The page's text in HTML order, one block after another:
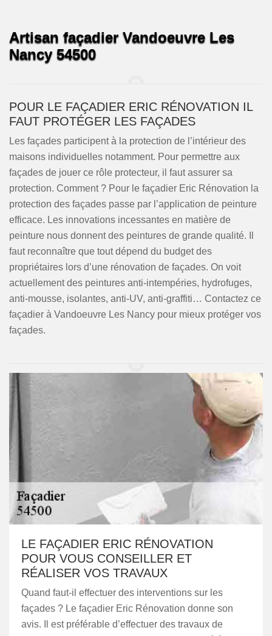
Artisan façadier Vandoeuvre Les
Nancy 54500
POUR LE FAÇADIER ERIC RÉNOVATION IL
FAUT PROTÉGER LES FAÇADES
Les façades participent à la protection de l’intérieur des
maisons individuelles notamment. Pour permettre aux
façades de jouer ce rôle protecteur, il faut assurer sa
protection. Comment ? Pour le façadier Eric Rénovation la
protection des façades passe par l’application de peinture
efficace. Les innovations incessantes en matière de
peinture nous donnent des peintures de grande qualité. Il
faut reconnaître que tout dépend du budget des
propriétaires lors d’une rénovation de façades. On voit
actuellement des peintures anti-intempéries, hydrofuges,
anti-mousse, isolantes, anti-UV, anti-graffiti… Contactez ce
façadier à Vandoeuvre Les Nancy pour mieux protéger vos
façades.
LE FAÇADIER ERIC RÉNOVATION
POUR VOUS CONSEILLER ET
RÉALISER VOS TRAVAUX
Quand faut-il effectuer des interventions sur les
façades ? Le façadier Eric Rénovation donne son
avis. Il est préférable d’effectuer des travaux de